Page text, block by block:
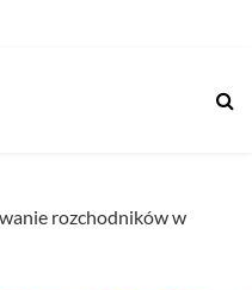
rozchodników w